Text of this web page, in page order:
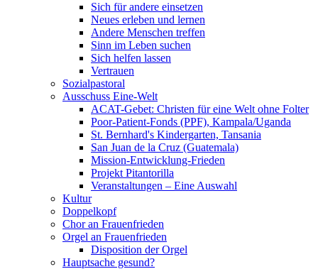
Sich für andere einsetzen
Neues erleben und lernen
Andere Menschen treffen
Sinn im Leben suchen
Sich helfen lassen
Vertrauen
Sozialpastoral
Ausschuss Eine-Welt
ACAT-Gebet: Christen für eine Welt ohne Folter
Poor-Patient-Fonds (PPF), Kampala/Uganda
St. Bernhard's Kindergarten, Tansania
San Juan de la Cruz (Guatemala)
Mission-Entwicklung-Frieden
Projekt Pitantorilla
Veranstaltungen – Eine Auswahl
Kultur
Doppelkopf
Chor an Frauenfrieden
Orgel an Frauenfrieden
Disposition der Orgel
Hauptsache gesund?